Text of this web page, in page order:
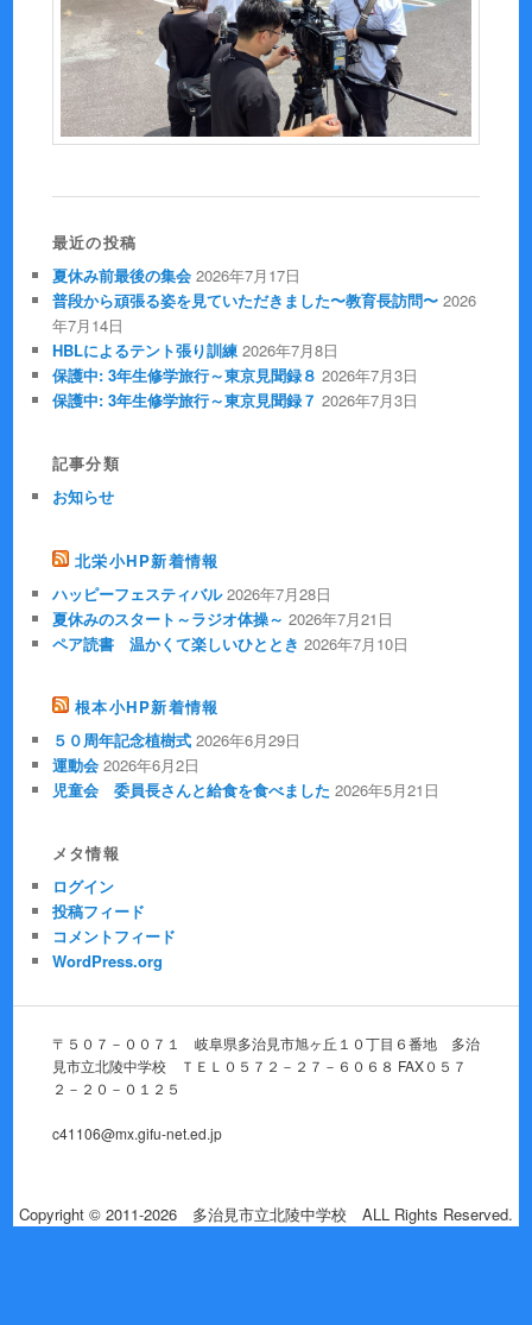
最近の投稿
夏休み前最後の集会 2026年7月17日
普段から頑張る姿を見ていただきました〜教育長訪問〜 2026
年7月14日
HBLによるテント張り訓練 2026年7月8日
保護中: 3年生修学旅行～東京見聞録８ 2026年7月3日
保護中: 3年生修学旅行～東京見聞録７ 2026年7月3日
記事分類
お知らせ
北栄小HP新着情報
ハッピーフェスティバル 2026年7月28日
夏休みのスタート～ラジオ体操～ 2026年7月21日
ペア読書 温かくて楽しいひととき 2026年7月10日
根本小HP新着情報
５０周年記念植樹式 2026年6月29日
運動会 2026年6月2日
児童会 委員長さんと給食を食べました 2026年5月21日
メタ情報
ログイン
投稿フィード
コメントフィード
WordPress.org
〒５０７－００７１ 岐阜県多治見市旭ヶ丘１０丁目６番地 多治
見市立北陵中学校 ＴＥＬ０５７２－２７－６０６８ FAX０５７
２－２０－０１２５
c41106@mx.gifu-net.ed.jp
Copyright © 2011-2026 多治見市立北陵中学校 ALL Rights Reserved.